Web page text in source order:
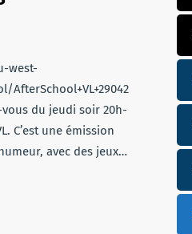
west-
vous du jeudi soir 20h-
C’est une émission
avec des jeux…